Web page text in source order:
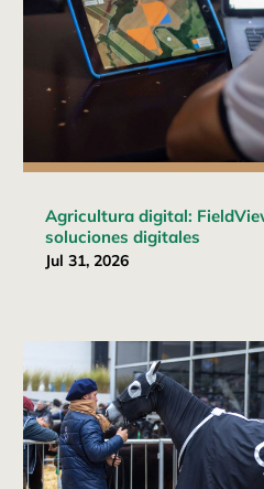
Agricultura digital:
soluciones digitales
Jul 31, 2026